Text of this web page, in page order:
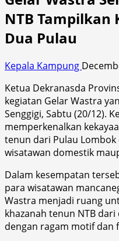
NTB Tampilkan
Dua Pulau
Kepala Kampung
Ketua Dekranasda
kegiatan Gelar Wastra
Senggigi, Sabtu (20/12).
memperkenalkan
tenun dari Pulau Lombok
wisatawan domestik
Dalam kesempatan
para wisatawan
Wastra menjadi ruang
khazanah tenun NTB
dengan ragam motif dan